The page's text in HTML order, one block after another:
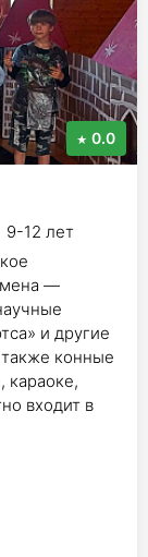
0.0
9-12 лет
—
и другие
конные
караоке,
входит в